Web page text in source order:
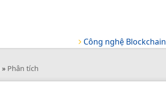
Công nghệ Blockchain
» Phân tích